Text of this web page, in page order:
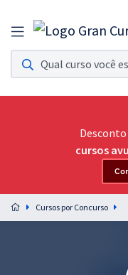
Assinatura Ilimitada
Acesso a todos os cursos.
Assinatura OAB Até
Acesso ilimitado a toda
Preparação completa e
residências em saúde do Brasil
Desconto
cursos
Cursos por Concurso